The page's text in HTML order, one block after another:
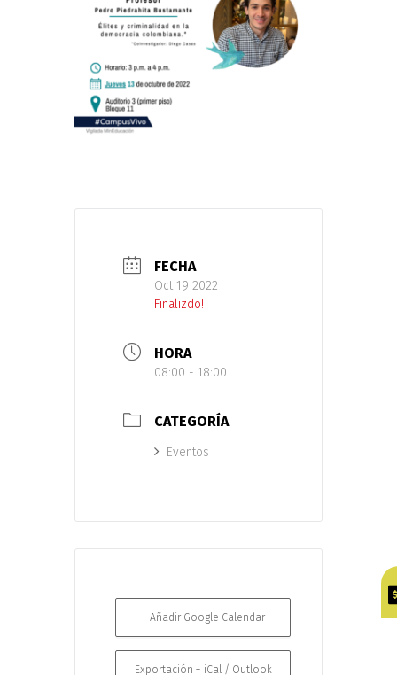
FECHA
Oct 19 2022
Finalizdo!
HORA
08:00 - 18:00
CATEGORÍA
Eventos
+ Añadir Google Calendar
Exportación + iCal / Outlook